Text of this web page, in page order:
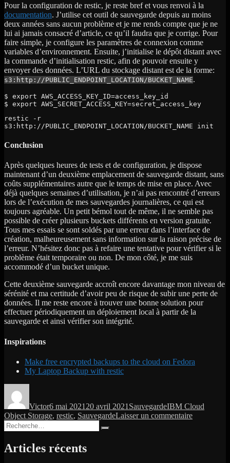
Pour la configuration de restic, je reste bref et vous renvoi à la
documentation. J’utilise cet outil de sauvegarde depuis au moins
deux années sans aucun problème et je me rends compte que je ne
lui ai jamais consacré d’article, ce qu’il faudra que je corrige. Pour
faire simple, je configure les paramètres de connexion comme
variables d’environnement. Ensuite, j’initialise le dépôt distant avec
la commande d’initialisation restic, afin de pouvoir ensuite y
envoyer des données. L’URL du stockage distant est de la forme:
s3:http://PUBLIC_ENDPOINT_LOCATION/BUCKET_NAME.
$ export AWS_ACCESS_KEY_ID=access_key_id
$ export AWS_SECRET_ACCESS_KEY=secret_access_key
restic -r
s3:http://PUBLIC_ENDPOINT_LOCATION/BUCKET_NAME init
Conclusion
Après quelques heures de tests et de configuration, je dispose
maintenant d’un deuxième emplacement de sauvegarde distant, sans
coûts supplémentaires autre que le temps de mise en place. Avec
déjà quelques semaines d’utilisation, je n’ai pas rencontré d’erreurs
lors de l’exécution de mes sauvegardes journalières, ce qui est
toujours agréable. Un petit bémol tout de même, il ne semble pas
possible de créer plusieurs buckets différents en version gratuite.
Tous mes essais se sont soldés par une erreur dans l’interface de
création, malheureusement sans information sur la raison précise de
l’erreur. N’hésitez donc pas à refaire une tentative pour vérifier si le
problème était temporaire ou non. De mon côté, je me suis
accommodé d’un bucket unique.
Cette deuxième sauvegarde accroît encore davantage mon niveau de
sérénité et ma certitude d’avoir peu de risque de subir une perte de
données. Il me reste encore à trouver une bonne solution pour
effectuer périodiquement un déploiement local à partir de la
sauvegarde et ainsi vérifier son intégrité.
Inspirations
Make free encrypted backups to the cloud on Fedora
My Laptop Backup with restic
Victor6 mai 2021 20 avril 2021 SauvegardeIBM Cloud
Object Storage, restic, SauvegardeLaisser un commentairesur
Recherche
pour :
Articles récents